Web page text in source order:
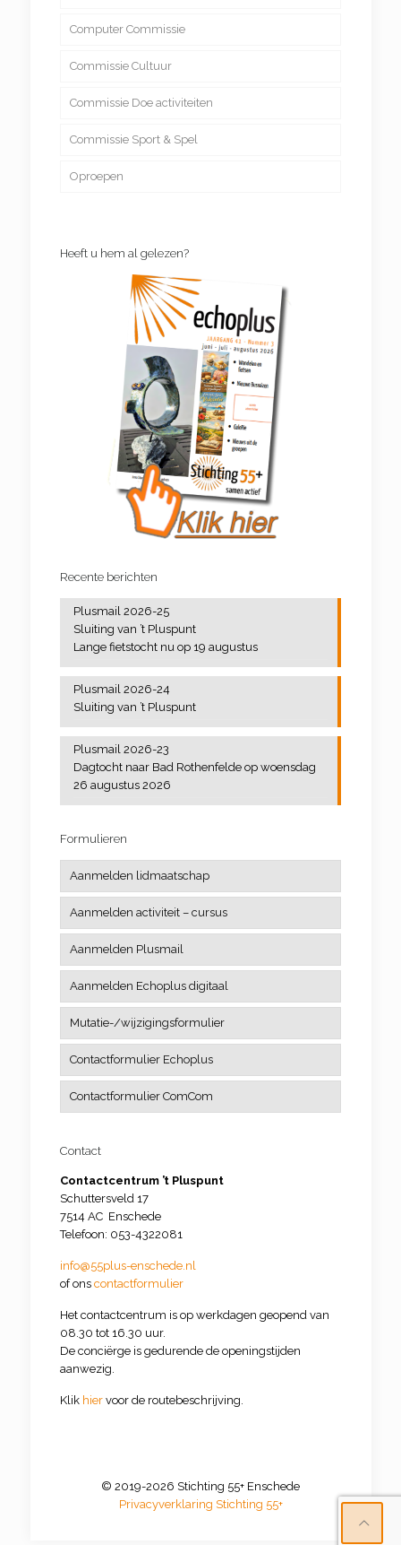
Computer Commissie
Computer educatie
Computerspreekuur
Commissie Cultuur
Beleggen
Discussiegroep
Engels
Filosofie
Genealogie
Klassieke muziek
Kunstbeschouwing
Leesclub
Pluspresentaties
Zangkoor Cantiamo
Commissie Doe activiteiten
Boetseren
Creatief handwerken
Patchwork – Quitten
Schilderen
Videoclub
Commissie Sport & Spel
BreinFit
Bridgeles
Dynamictennis
Jeu de boules
Koersbal
Linedance
Meer bewegen voor ouderen
Wandelen
Yoga
Oproepen
Heeft u hem al gelezen?
Recente berichten
Plusmail 2026-25
Sluiting van ’t Pluspunt
Lange fietstocht nu op 19 augustus
Plusmail 2026-24
Sluiting van ’t Pluspunt
Plusmail 2026-23
Dagtocht naar Bad Rothenfelde op woensdag
26 augustus 2026
Formulieren
Aanmelden lidmaatschap
Aanmelden activiteit – cursus
Aanmelden Plusmail
Aanmelden Echoplus digitaal
Mutatie-/wijzigingsformulier
Contactformulier Echoplus
Contactformulier ComCom
Contact
Contactcentrum ’t Pluspunt
Schuttersveld 17
7514 AC Enschede
Telefoon: 053-4322081
info@55plus-enschede.nl
of ons contactformulier
Het contactcentrum is op werkdagen geopend van
08.30 tot 16.30 uur.
De conciërge is gedurende de openingstijden
aanwezig.
Klik hier voor de routebeschrijving.
© 2019-2026 Stichting 55+ Enschede
Privacyverklaring Stichting 55+